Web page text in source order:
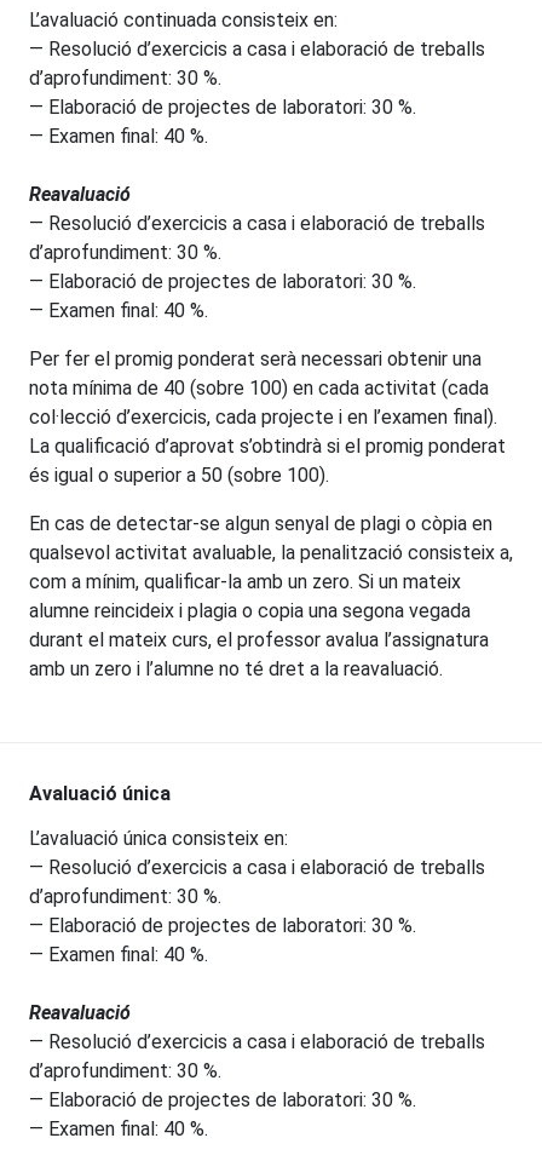
L’avaluació continuada consisteix en:
— Resolució d’exercicis a casa i elaboració de treballs
d’aprofundiment: 30 %.
— Elaboració de projectes de laboratori: 30 %.
— Examen final: 40 %.
Reavaluació
— Resolució d’exercicis a casa i elaboració de treballs
d’aprofundiment: 30 %.
— Elaboració de projectes de laboratori: 30 %.
— Examen final: 40 %.
Per fer el promig ponderat serà necessari obtenir una
nota mínima de 40 (sobre 100) en cada activitat (cada
col·lecció d’exercicis, cada projecte i en l’examen final).
La qualificació d’aprovat s’obtindrà si el promig ponderat
és igual o superior a 50 (sobre 100).
En cas de detectar-se algun senyal de plagi o còpia en
qualsevol activitat avaluable, la penalització consisteix a,
com a mínim, qualificar-la amb un zero. Si un mateix
alumne reincideix i plagia o copia una segona vegada
durant el mateix curs, el professor avalua l’assignatura
amb un zero i l’alumne no té dret a la reavaluació.
Avaluació única
L’avaluació única consisteix en:
— Resolució d’exercicis a casa i elaboració de treballs
d’aprofundiment: 30 %.
— Elaboració de projectes de laboratori: 30 %.
— Examen final: 40 %.
Reavaluació
— Resolució d’exercicis a casa i elaboració de treballs
d’aprofundiment: 30 %.
— Elaboració de projectes de laboratori: 30 %.
— Examen final: 40 %.